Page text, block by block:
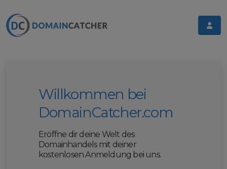
Willkommen bei
DomainCatcher.com
Eröffne dir deine Welt des
Domainhandels mit deiner
kostenlosen Anmeldung bei uns.